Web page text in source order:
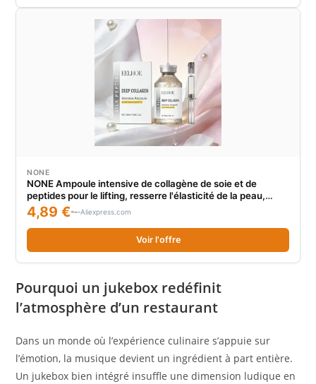
NONE
NONE Ampoule intensive de collagène de soie et de
peptides pour le lifting, resserre l'élasticité de la peau,
améliore, réduit les ridules et les rides, sérum pour le
visage
4,89 € Aliexpress.com
Voir l'offre
Pourquoi un jukebox redéfinit
l’atmosphère d’un restaurant
Dans un monde où l’expérience culinaire s’appuie sur
l’émotion, la musique devient un ingrédient à part entière.
Un jukebox bien intégré insuffle une dimension ludique en